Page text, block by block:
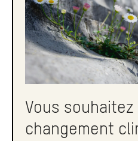
Quel lien entre horloge
climat ?
L’horloge en 2025 : où
FAQ : tout
L’horloge de
sensibilisation
Vous
changement